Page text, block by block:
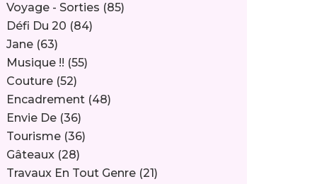
Voyage - Sorties (85)
Défi Du 20 (84)
Jane (63)
Musique !! (55)
Couture (52)
Encadrement (48)
Envie De (36)
Tourisme (36)
Gâteaux (28)
Travaux En Tout Genre (21)